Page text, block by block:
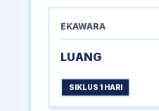
EKAWARA
LUANG
SIKLUS 1 HARI